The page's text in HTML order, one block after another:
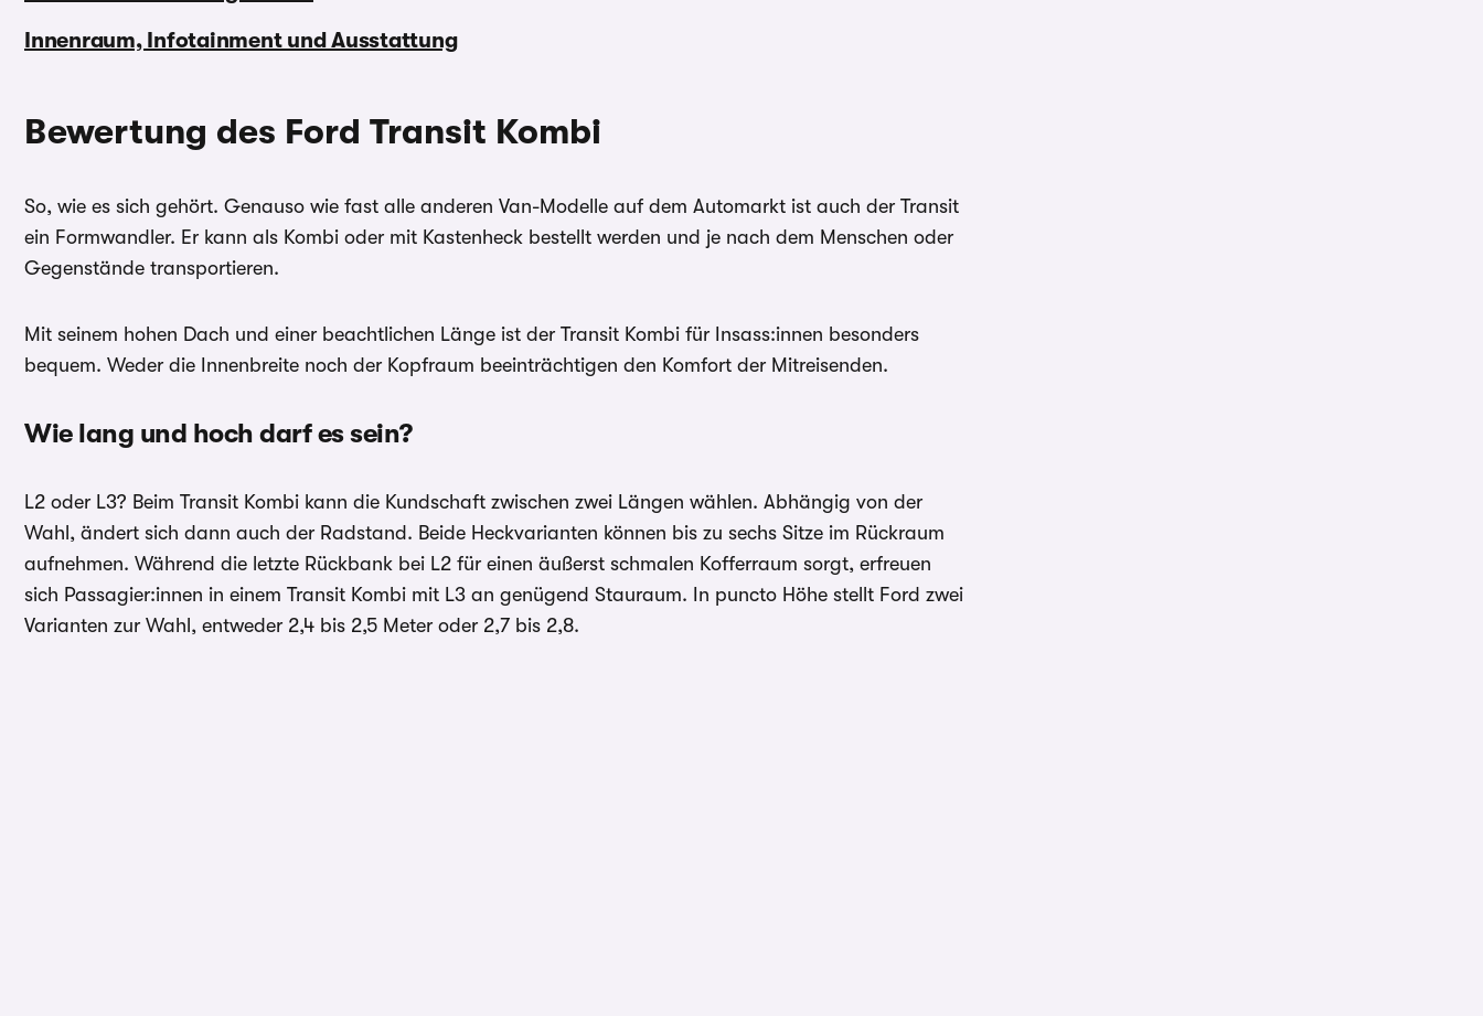
Innenraum, Infotainment und Ausstattung
Bewertung des Ford Transit Kombi
So, wie es sich gehört. Genauso wie fast alle anderen Van-Modelle auf dem Automarkt ist auch der Transit
ein Formwandler. Er kann als Kombi oder mit Kastenheck bestellt werden und je nach dem Menschen oder
Gegenstände transportieren.
Mit seinem hohen Dach und einer beachtlichen Länge ist der Transit Kombi für Insass:innen besonders
bequem. Weder die Innenbreite noch der Kopfraum beeinträchtigen den Komfort der Mitreisenden.
Wie lang und hoch darf es sein?
L2 oder L3? Beim Transit Kombi kann die Kundschaft zwischen zwei Längen wählen. Abhängig von der
Wahl, ändert sich dann auch der Radstand. Beide Heckvarianten können bis zu sechs Sitze im Rückraum
aufnehmen. Während die letzte Rückbank bei L2 für einen äußerst schmalen Kofferraum sorgt, erfreuen
sich Passagier:innen in einem Transit Kombi mit L3 an genügend Stauraum. In puncto Höhe stellt Ford zwei
Varianten zur Wahl, entweder 2,4 bis 2,5 Meter oder 2,7 bis 2,8.